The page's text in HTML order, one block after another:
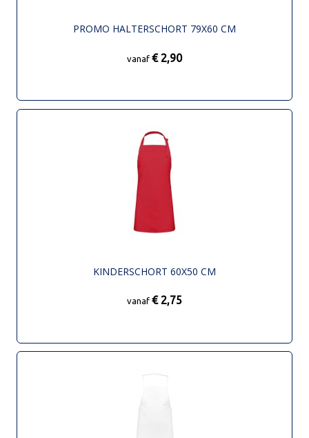
PROMO HALTERSCHORT 79X60 CM
vanaf € 2,90
KINDERSCHORT 60X50 CM
vanaf € 2,75